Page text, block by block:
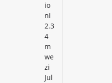
io
ni
2.3
4
m
we
zi
Jul